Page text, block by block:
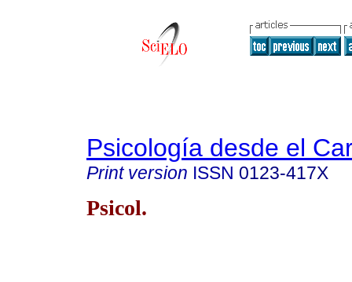
Psicología desde el
Print version ISSN 0123-417X
Psicol.